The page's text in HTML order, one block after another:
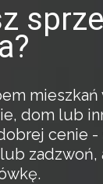
mieszkań
dom lub
cenie -